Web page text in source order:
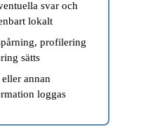
svar och
lokalt
profilering
sätts
eller annan
loggas